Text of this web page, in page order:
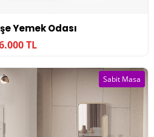
Yemek Odası
TL
Sabit Masa